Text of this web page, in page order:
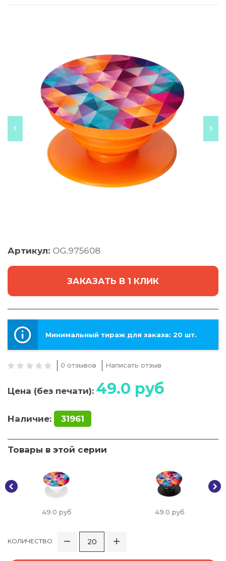
Артикул: OG.975608
ЗАКАЗАТЬ В 1 КЛИК
Минимальный тираж для заказа: 20 шт.
0 отзывов Написать отзыв
Цена (без печати): 49.0 руб
Наличие: 31961
Товары в этой серии
49.0 руб 49.0 руб
КОЛИЧЕСТВО